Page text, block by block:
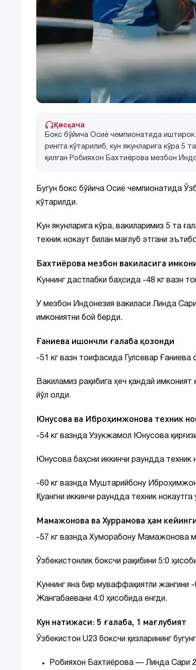
Қисқача
Бокс бўйича Осиё чемпионатида
рингга кўтарилиб, кун якунларига кўра 5
қилган Робияхон Бахтиёрова мезбон
Бугун бокс бўйича Осиё чемпионатида
кўтарилди.
Кун якунларига кўра, вакиларимиз 5 та
техник нокаут билан мағлуб этгани
Бахтиёрова мезбон вакиласига
Куннинг дастлабки баҳсида -48 кг вазн
У мезбон Индонезия вакиласи Линда
имкониятни бой берди.
Ғаниева ишончли ғалаба қозонди
-51 кг вазн тоифасида Гулсевар Ғаниева
Вакиламиз рақибига ҳеч қандай
йўл олди.
Юнусова ва Иброҳимжонова техник
-54 кг вазнда Узукжамол Юнусова
Юнусова баҳсни иккинчи раундда техник
-60 кг вазнда Муштарийбону
Қуангни иккинчи раундда техник нокаутга
Мамажонова ва Хуррамова ҳам
-57 кг вазнда Хуморабону Мамажонова
Ўзбекистонлик боксчи рақибини 5:0
Куннинг яна бир муваффақиятли жангини
Жангабаевани 4:0 ҳисобида енгди.
Кун натижаси: 5 ғалаба, 1 мағлубият
Ўзбекистон U23 боксчи қизларининг
Робияхон Бахтиёрова — Линда Сари